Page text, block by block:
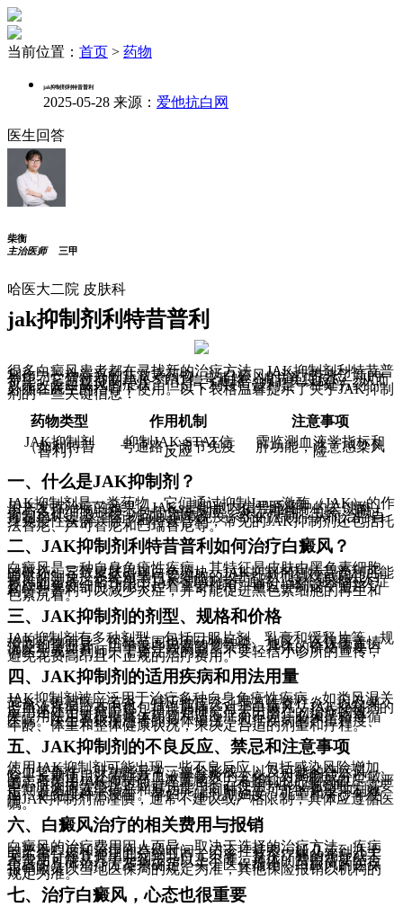
当前位置： 首页 > 药物
jak抑制剂利特昔普利
2025-05-28 来源： 爱他抗白网
医生回答
柴衡
主治医师
三甲
哈医大二院 皮肤科
jak抑制剂利特昔普利
很多白癜风患者都在寻找新的治疗方法，JAK抑制剂利特昔普
利作为一种新兴的非激素药物，为白癜风的治疗带来了新的
希望。它通过抑制JAK-STAT信号通路，调节免疫反应，从而
可能改善白癜风的症状。但是，利特昔普利是一种处方药，
必须在医生的指导下使用。以下表格温馨提示了关于JAK抑制
剂的一些关键信息：
药物类型
作用机制
注意事项
JAK抑制剂
（如利特昔
普利）
抑制JAK-STAT信
号通路，调节免疫
反应
需监测血液学指标和
肝功能，注意感染风
险
一、什么是JAK抑制剂？
JAK抑制剂是一类药物，它们通过抑制Janus激酶（JAK）的作
用来发挥治疗的效果。JAKs是细胞内信号通路中的关键酶，
参与多种细胞过程，包括免疫反应、炎症和细胞生长。通过
抑制JAKs，这些药物可以调节免疫系统的活动，从而治疗自
身免疫性疾病。除了利特昔普利，常见的JAK抑制剂还包括托
法替尼、芦可替尼和巴瑞替尼等。
二、JAK抑制剂利特昔普利如何治疗白癜风？
白癜风是一种自身免疫性疾病，其特征是皮肤中黑色素细胞
的破坏，导致皮肤出现白色斑块。JAK抑制剂利特昔普利可能
通过抑制免疫系统对黑色素细胞的攻击，从而减缓或阻止白
癜风的进展。它作用于JAK-STAT信号通路，这个通路在炎症
反应和免疫细胞功能中起着重要作用。通过抑制这个通路，
利特昔普利可以减少炎症，并可能促进黑色素细胞的再生和
色素沉着。
三、JAK抑制剂的剂型、规格和价格
JAK抑制剂有多种剂型，包括口服片剂、乳膏和缓释片等。规
格因药物而异。价格范围也因药物种类、地区、医保覆盖情
况及剂量而异。由于这些因素的复杂性，具体的价格需要咨
询医生或药剂师。需要注意的是，不要轻信小诊所的宣传，
避免花费高昂且不正规的治疗费用。
四、JAK抑制剂的适用疾病和用法用量
JAK抑制剂被广泛用于治疗多种自身免疫性疾病，如类风湿关
节炎、银屑病关节炎、特应性皮炎、强直性脊柱炎，以及某
些血液疾病，其中也包括银屑病。对于白癜风，JAK抑制剂的
应用还处于研究阶段，但一些研究显示出潜在的治疗的效
果。用法用量根据具体药物和适应症而不同，必须严格遵循
医嘱。医生会根据患者的具体情况，包括疾病的严重程度、
年龄、体重和整体健康状况，来决定合适的剂量和疗程。
五、JAK抑制剂的不良反应、禁忌和注意事项
使用JAK抑制剂可能出现一些不良反应，包括感染风险增加、
心血管事件、肝功能异常、血栓形成，以及可能的癌症风
险。长期使用还需注意血液学参数的变化。对药物成分过敏
的患者禁用JAK抑制剂。严重感染、未控制的严重高血压、严
重心脏疾病等情况下应避免使用。在使用JAK抑制剂时，需要
定期监测血液学指标和肝功能，同时注意可能的免疫抑制效
应，避免接种活疫苗。孕妇、哺乳期妇女、儿童和青少年使
用JAK抑制剂需谨慎，通常不建议或严格限制，具体应遵循医
嘱。
六、白癜风治疗的相关费用与报销
白癜风的治疗费用因人而异，取决于选择的治疗方法、疾病
的严重程度和治疗的持续时间。门诊挂号费一般几元到几十
元不等，检查费用几元到几百元不等，整个疗程的光疗或手
术费用可能从几千元到千元以上不等。具体的费用需要结合
患者的具体治疗方案来确定。关于医保报销，白癜风的医保
报销政策以当地医保局的规定为准，其他保险报销以机构的
规定为准。
七、治疗白癜风，心态也很重要